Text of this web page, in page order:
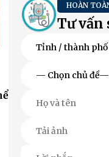
HOÀN
Tư vấn